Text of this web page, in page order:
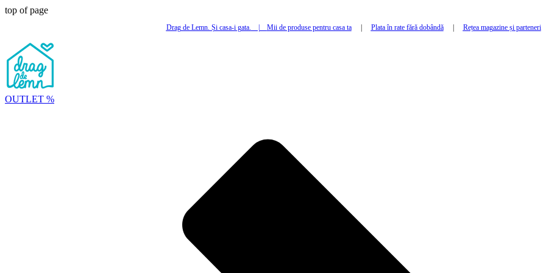
top of page
Drag de Lemn. Și casa-i gata. Mii de produse pentru casa ta| Plata în rate fără dobândă| Rețea magazine și parteneri
OUTLET %